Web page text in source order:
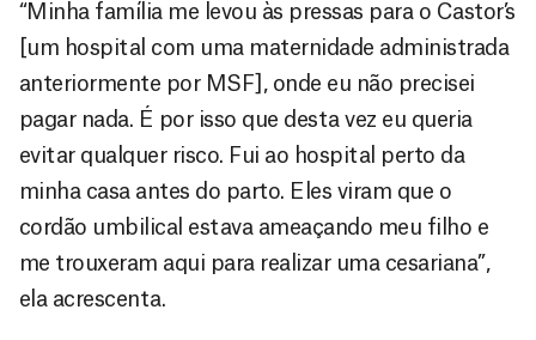
“Minha família me levou às pressas para o Castor’s
[um hospital com uma maternidade administrada
anteriormente por MSF], onde eu não precisei
pagar nada. É por isso que desta vez eu queria
evitar qualquer risco. Fui ao hospital perto da
minha casa antes do parto. Eles viram que o
cordão umbilical estava ameaçando meu filho e
me trouxeram aqui para realizar uma cesariana”,
ela acrescenta.